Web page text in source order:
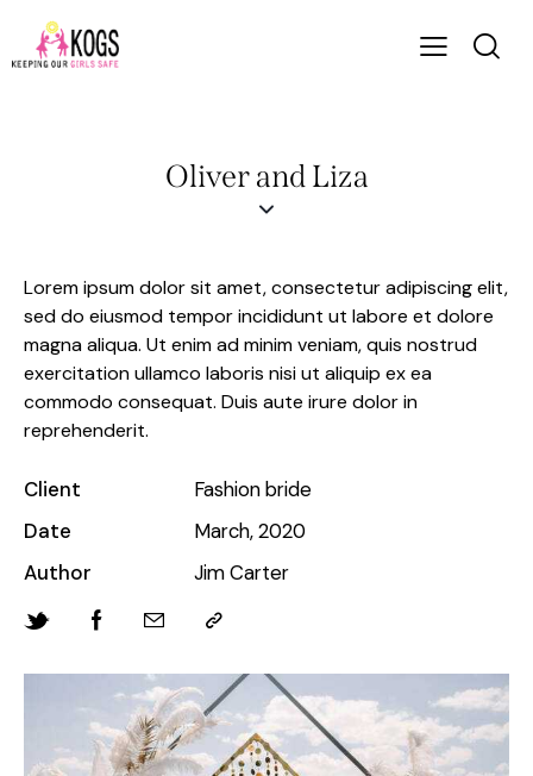
Oliver and Liza
Lorem ipsum dolor sit amet, consectetur adipiscing elit,
sed do eiusmod tempor incididunt ut labore et dolore
magna aliqua. Ut enim ad minim veniam, quis nostrud
exercitation ullamco laboris nisi ut aliquip ex ea
commodo consequat. Duis aute irure dolor in
reprehenderit.
Client
Fashion bride
Date
March, 2020
Author
Jim Carter